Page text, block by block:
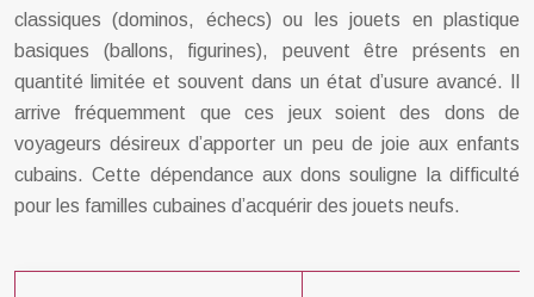
classiques (dominos, échecs) ou les jouets en plastique
basiques (ballons, figurines), peuvent être présents en
quantité limitée et souvent dans un état d’usure avancé. Il
arrive fréquemment que ces jeux soient des dons de
voyageurs désireux d’apporter un peu de joie aux enfants
cubains. Cette dépendance aux dons souligne la difficulté
pour les familles cubaines d’acquérir des jouets neufs.